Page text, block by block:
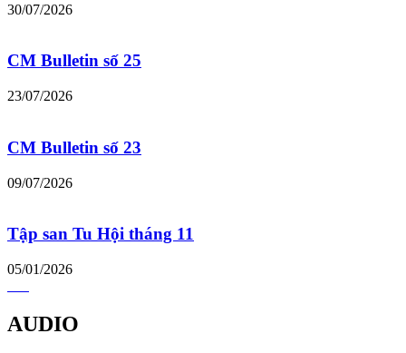
30/07/2026
CM Bulletin số 25
23/07/2026
CM Bulletin số 23
09/07/2026
Tập san Tu Hội tháng 11
05/01/2026
AUDIO